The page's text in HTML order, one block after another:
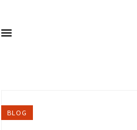
BLOG